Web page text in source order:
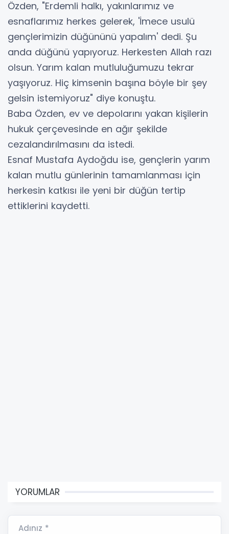
Özden, "Erdemli halkı, yakınlarımız ve
esnaflarımız herkes gelerek, 'İmece usulü
gençlerimizin düğününü yapalım' dedi. Şu
anda düğünü yapıyoruz. Herkesten Allah razı
olsun. Yarım kalan mutluluğumuzu tekrar
yaşıyoruz. Hiç kimsenin başına böyle bir şey
gelsin istemiyoruz" diye konuştu.
Baba Özden, ev ve depolarını yakan kişilerin
hukuk çerçevesinde en ağır şekilde
cezalandırılmasını da istedi.
Esnaf Mustafa Aydoğdu ise, gençlerin yarım
kalan mutlu günlerinin tamamlanması için
herkesin katkısı ile yeni bir düğün tertip
ettiklerini kaydetti.
YORUMLAR
Adınız *